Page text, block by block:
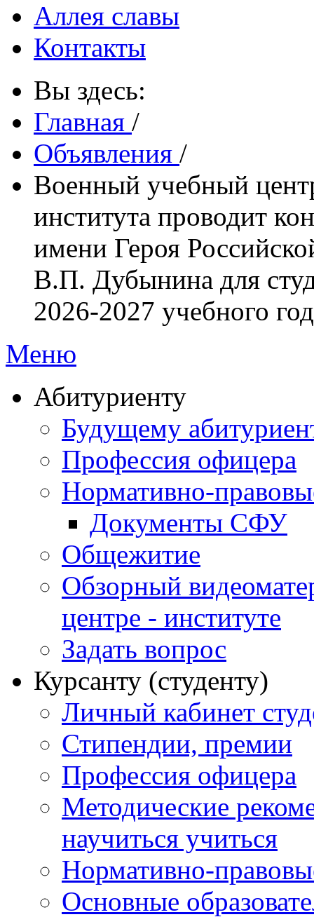
Аллея славы
Контакты
Вы здесь:
Главная /
Объявления /
Военный учебный
института проводит
имени Героя
В.П. Дубынина для
2026-2027 учебного
Меню
Абитуриенту
Будущему
Профессия офицера
Нормативно-
Документы СФУ
Общежитие
Обзорный
центре - институте
Задать вопрос
Курсанту (студенту)
Личный кабинет
Стипендии, премии
Профессия офицера
Методические
научиться учиться
Нормативно-
Основные